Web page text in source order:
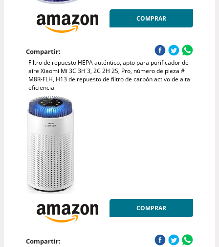
COMPRAR
Compartir:
Filtro de repuesto HEPA auténtico, apto para purificador de
aire Xiaomi Mi 3C 3H 3, 2C 2H 2S, Pro, número de pieza #
M8R-FLH, H13 de repuesto de filtro de carbón activo de alta
eficiencia
COMPRAR
Compartir: